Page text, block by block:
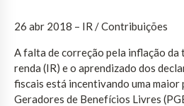
26 abr 2018 – IR / Contribuições
A falta de correção pela inflação da
renda (IR) e o aprendizado dos
fiscais está incentivando uma maior
Geradores de Benefícios Livres